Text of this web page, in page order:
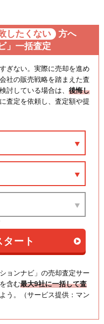
したくない
方へ
」一括査定
ぎない。実際に売却を進め
社の販売戦略を踏まえた査
討している場合は、 後悔し
査定を依頼し、査定額や提
ョンナビ」の売却査定サー
含む最大9社に一括して査
う。（サービス提供：マン